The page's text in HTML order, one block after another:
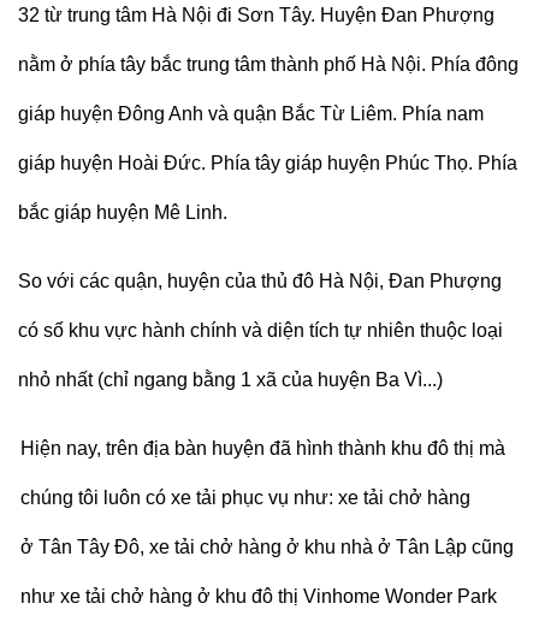
32 từ trung tâm Hà Nội đi Sơn Tây. Huyện Đan Phượng
nằm ở phía tây bắc trung tâm thành phố Hà Nội. Phía đông
giáp huyện Đông Anh và quận Bắc Từ Liêm. Phía nam
giáp huyện Hoài Đức. Phía tây giáp huyện Phúc Thọ. Phía
bắc giáp huyện Mê Linh.
So với các quận, huyện của thủ đô Hà Nội, Đan Phượng
có số khu vực hành chính và diện tích tự nhiên thuộc loại
nhỏ nhất (chỉ ngang bằng 1 xã của huyện Ba Vì...)
Hiện nay, trên địa bàn huyện đã hình thành khu đô thị mà
chúng tôi luôn có xe tải phục vụ như: xe tải chở hàng
ở Tân Tây Đô, xe tải chở hàng ở khu nhà ở Tân Lập cũng
như xe tải chở hàng ở khu đô thị Vinhome Wonder Park